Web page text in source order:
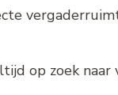
op zoek